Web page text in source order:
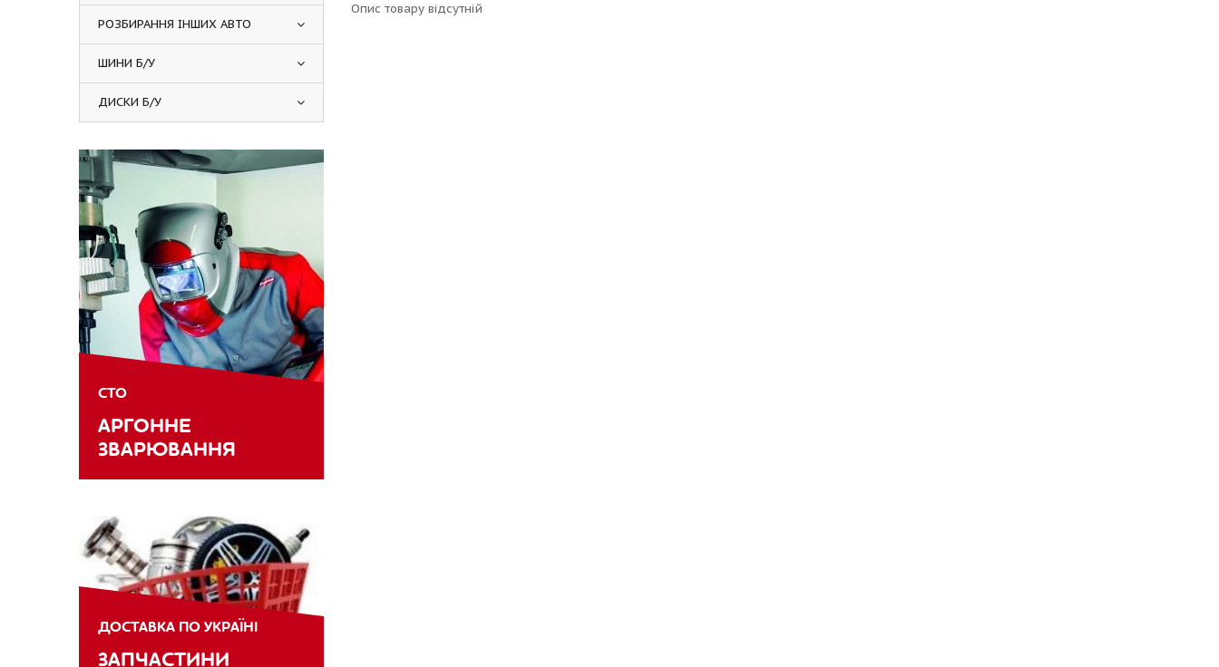
Опис товару відсутній
РОЗБИРАННЯ ІНШИХ АВТО
ШИНИ Б/У
ДИСКИ Б/У
СТО
АРГОННЕ
ЗВАРЮВАННЯ
ДОСТАВКА ПО УКРАЇНІ
ЗАПЧАСТИНИ